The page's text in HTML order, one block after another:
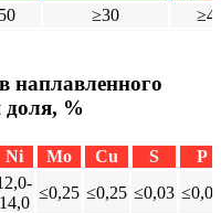
≥30
наплавленного
доля, %
Ni Mo Cu S
P
14,0
≤0,25 ≤0,25 ≤0,03 ≤0,03